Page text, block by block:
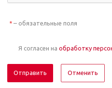
* – обязательные поля
Я согласен на обработку
Отменить